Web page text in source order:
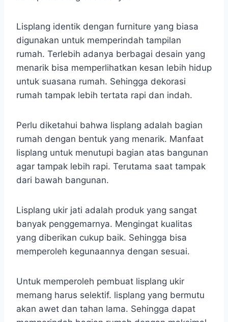
Lisplang identik dengan furniture yang biasa
digunakan untuk memperindah tampilan
rumah. Terlebih adanya berbagai desain yang
menarik bisa memperlihatkan kesan lebih hidup
untuk suasana rumah. Sehingga dekorasi
rumah tampak lebih tertata rapi dan indah.
Perlu diketahui bahwa lisplang adalah bagian
rumah dengan bentuk yang menarik. Manfaat
lisplang untuk menutupi bagian atas bangunan
agar tampak lebih rapi. Terutama saat tampak
dari bawah bangunan.
Lisplang ukir jati adalah produk yang sangat
banyak penggemarnya. Mengingat kualitas
yang diberikan cukup baik. Sehingga bisa
memperoleh kegunaannya dengan sesuai.
Untuk memperoleh pembuat lisplang ukir
memang harus selektif. lisplang yang bermutu
akan awet dan tahan lama. Sehingga dapat